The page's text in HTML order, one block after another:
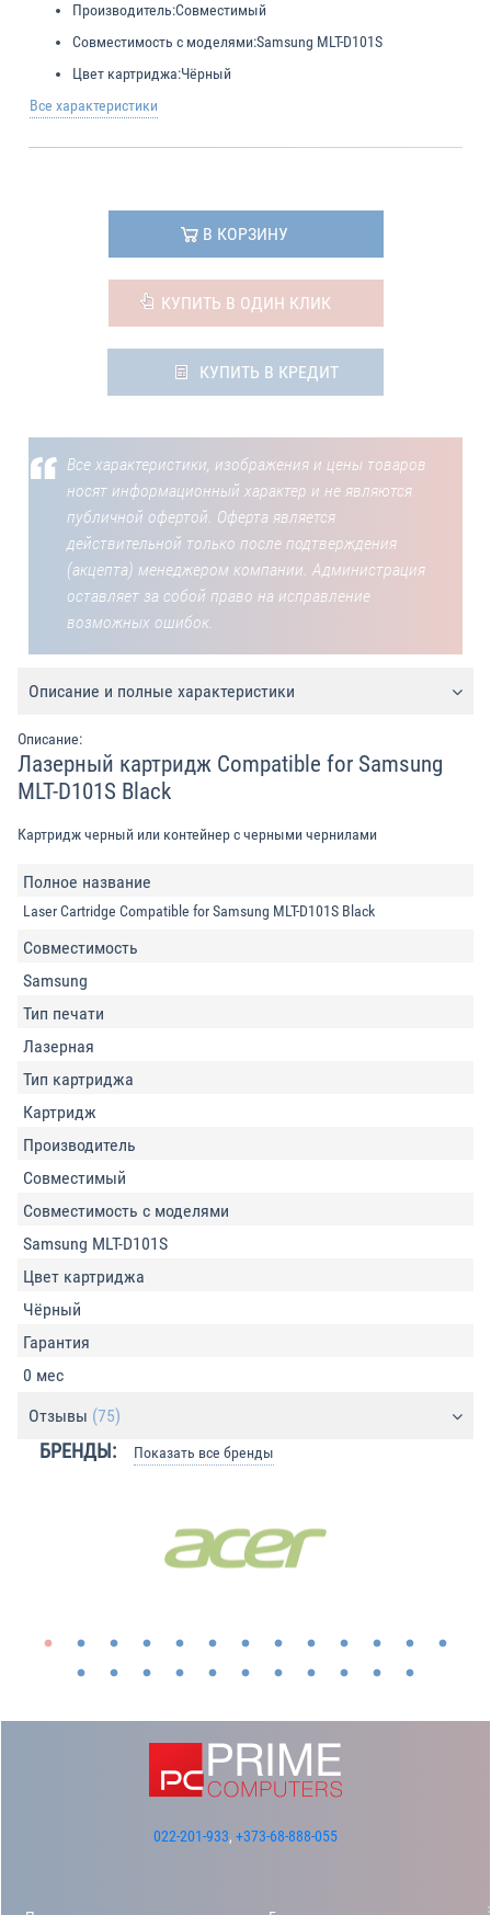
Производитель:Совместимый
Совместимость с моделями:Samsung MLT-D101S
Цвет картриджа:Чёрный
Все характеристики
В КОРЗИНУ
КУПИТЬ В ОДИН КЛИК
КУПИТЬ В КРЕДИТ
Все характеристики, изображения и цены товаров
носят информационный характер и не являются
публичной офертой. Оферта является
действительной только после подтверждения
(акцепта) менеджером компании. Администрация
оставляет за собой право на исправление
возможных ошибок.
Описание и полные характеристики
Описание:
Лазерный картридж Compatible for Samsung
MLT-D101S Black
Картридж черный или контейнер с черными чернилами
Полное название
Laser Cartridge Compatible for Samsung MLT-D101S Black
Совместимость
Samsung
Тип печати
Лазерная
Тип картриджа
Картридж
Производитель
Совместимый
Совместимость с моделями
Samsung MLT-D101S
Цвет картриджа
Чёрный
Гарантия
0 мес
Отзывы (75)
БРЕНДЫ: Показать все бренды
022-201-933, +373-68-888-055